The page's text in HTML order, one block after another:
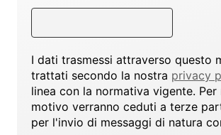
I dati trasmessi attraverso questo
trattati secondo la nostra privacy
linea con la normativa vigente. Per
motivo verranno ceduti a terze
per l'invio di messaggi di natura